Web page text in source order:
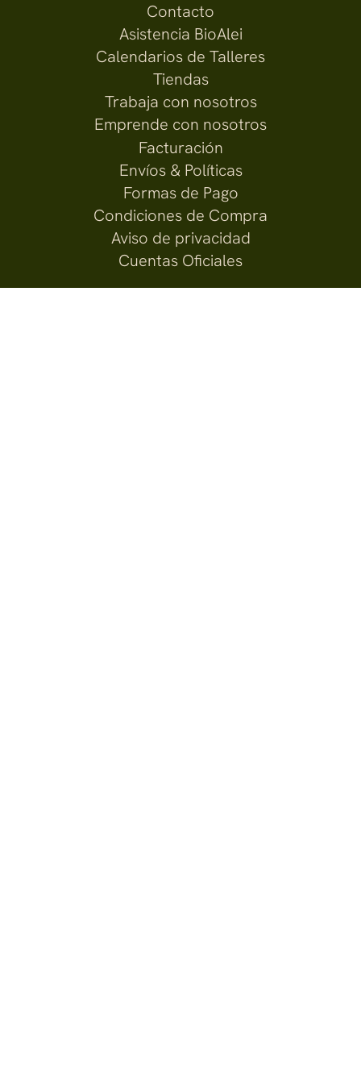
Contacto
Asistencia BioAlei
Calendarios de Talleres
Tiendas
Trabaja con nosotros
Emprende con nosotros
Facturación
Envíos & Políticas
Formas de Pago
Condiciones de Compra
Aviso de privacidad
Cuentas Oficiales